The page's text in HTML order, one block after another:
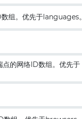
组。优先于languages。
的网络ID数组。优先于